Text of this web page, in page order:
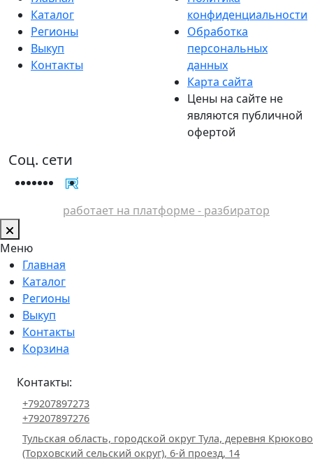
Каталог
Регионы
Выкуп
Контакты
конфиденциальности
Обработка
персональных
данных
Карта сайта
Цены на сайте не
являются публичной
офертой
Соц. сети
работает на платформе - разбиратор
Меню
Главная
Каталог
Регионы
Выкуп
Контакты
Корзина
Контакты:
+79207897273
+79207897276
Тульская область, городской округ Тула, деревня Крюково
(Торховский сельский округ), 6-й проезд, 14